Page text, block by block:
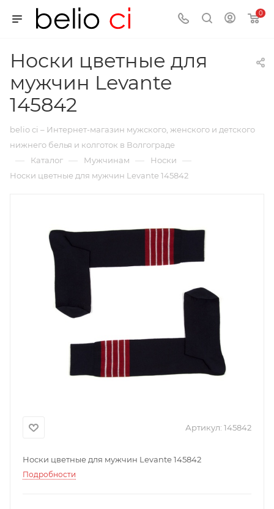
0
Носки цветные для
мужчин Levante
145842
belio ci – Интернет-магазин мужского, женского и детского
нижнего белья и колготок в Волгограде
— Каталог — Мужчинам — Носки —
Носки цветные для мужчин Levante 145842
Артикул: 145842
Носки цветные для мужчин Levante 145842
Подробности